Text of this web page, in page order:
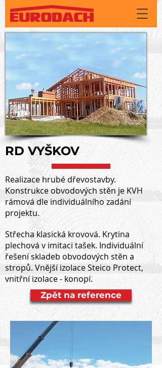
RD VYŠKOV
Realizace hrubé dřevostavby.
Konstrukce obvodových stěn je KVH
rámová dle individuálního zadání
projektu.
Střecha klasická krovová. Krytina
plechová v imitaci tašek. Individuální
řešení skladeb obvodových stěn a
stropů. Vnější izolace Steico Protect,
vnitřní izolace - konopí.
Zpět na reference